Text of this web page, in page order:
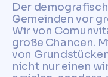
Der
Gemeinden vor
Wir von
große Chancen.
von
nicht nur einen